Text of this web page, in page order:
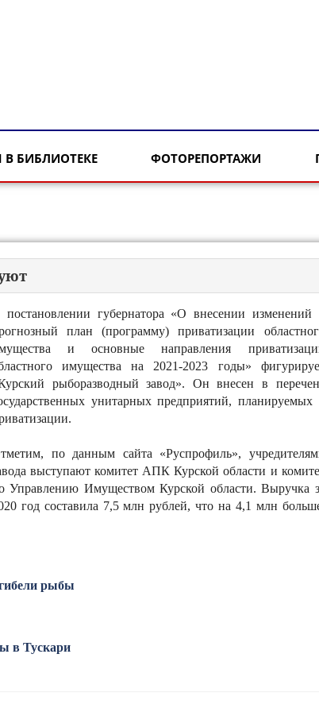
В БИБЛИОТЕКЕ ФОТОРЕПОРТАЖИ
губернатора «О внесении изменений
план (программу) приватизации
и основные направления
имущества на 2021-2023 годы»
рыборазводный завод». Он внесен в
унитарных предприятий, планируемых
по данным сайта «Руспрофиль»,
выступают комитет АПК Курской области и
Управлению Имуществом Курской области. Выручка
год составила 7,5 млн рублей, что на 4,1 млн
рыбы
в Тускари